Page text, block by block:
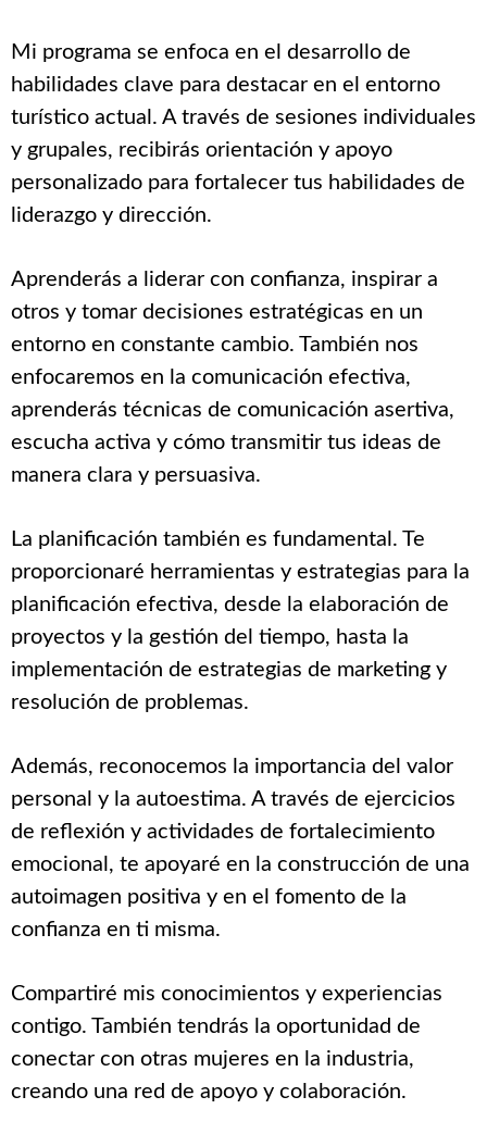
Mi programa se enfoca en el desarrollo de
habilidades clave para destacar en el entorno
turístico actual. A través de sesiones individuales
y grupales, recibirás orientación y apoyo
personalizado para fortalecer tus habilidades de
liderazgo y dirección.
Aprenderás a liderar con confianza, inspirar a
otros y tomar decisiones estratégicas en un
entorno en constante cambio. También nos
enfocaremos en la comunicación efectiva,
aprenderás técnicas de comunicación asertiva,
escucha activa y cómo transmitir tus ideas de
manera clara y persuasiva.
La planificación también es fundamental. Te
proporcionaré herramientas y estrategias para la
planificación efectiva, desde la elaboración de
proyectos y la gestión del tiempo, hasta la
implementación de estrategias de marketing y
resolución de problemas.
Además, reconocemos la importancia del valor
personal y la autoestima. A través de ejercicios
de reflexión y actividades de fortalecimiento
emocional, te apoyaré en la construcción de una
autoimagen positiva y en el fomento de la
confianza en ti misma.
Compartiré mis conocimientos y experiencias
contigo. También tendrás la oportunidad de
conectar con otras mujeres en la industria,
creando una red de apoyo y colaboración.